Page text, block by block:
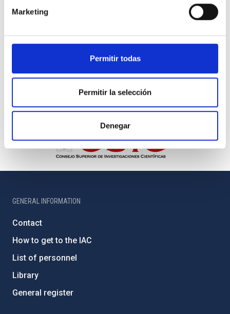
Marketing
Permitir todas
Permitir la selección
Denegar
GENERAL INFORMATION
Contact
How to get to the IAC
List of personnel
Library
General register